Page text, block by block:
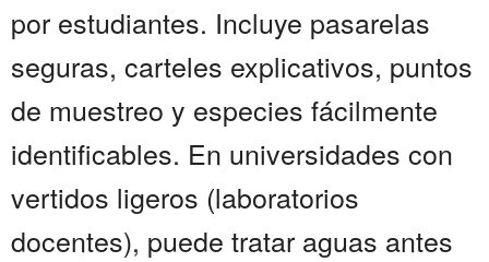
por estudiantes. Incluye pasarelas
seguras, carteles explicativos, puntos
de muestreo y especies fácilmente
identificables. En universidades con
vertidos ligeros (laboratorios
docentes), puede tratar aguas antes